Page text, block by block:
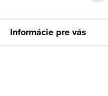
Informácie pre vás